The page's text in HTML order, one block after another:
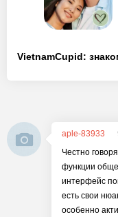
aple-83933
Честно
функции
интерфейс
есть свои
особенно